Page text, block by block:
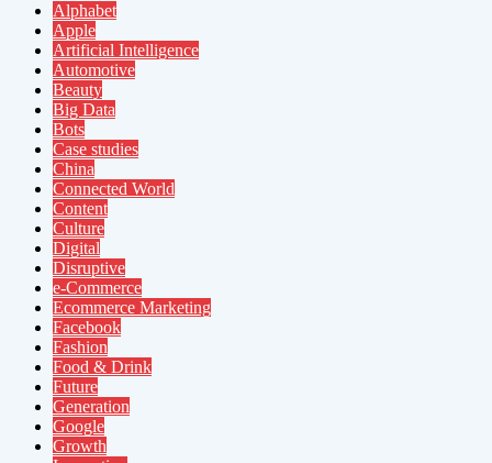
Alphabet
Apple
Artificial Intelligence
Automotive
Beauty
Big Data
Bots
Case studies
China
Connected World
Content
Culture
Digital
Disruptive
e-Commerce
Ecommerce Marketing
Facebook
Fashion
Food & Drink
Future
Generation
Google
Growth